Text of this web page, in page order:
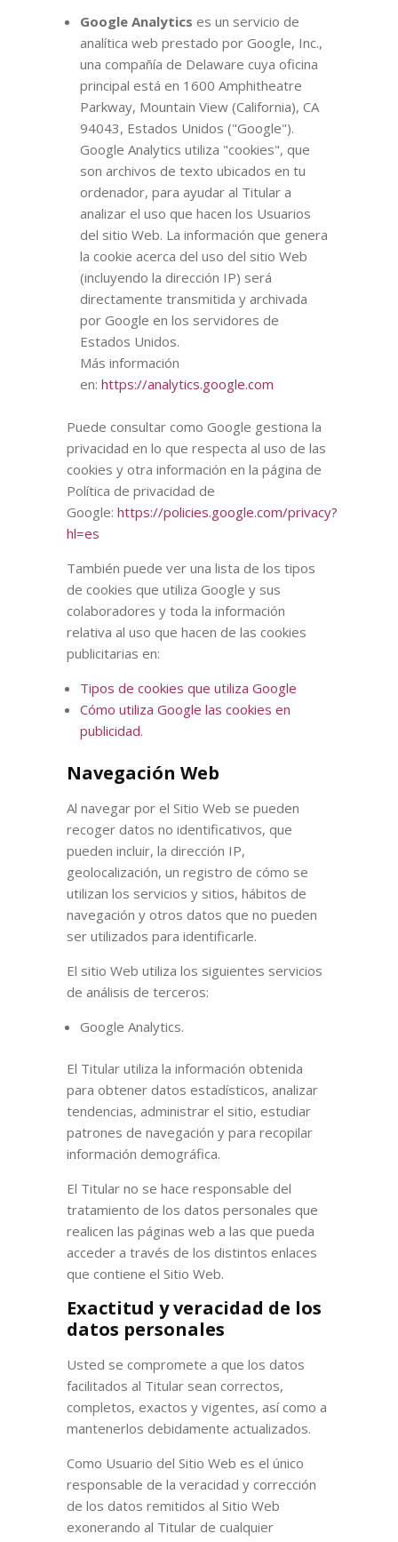
Google Analytics es un servicio de
analítica web prestado por Google, Inc.,
una compañía de Delaware cuya oficina
principal está en 1600 Amphitheatre
Parkway, Mountain View (California), CA
94043, Estados Unidos ("Google").
Google Analytics utiliza "cookies", que
son archivos de texto ubicados en tu
ordenador, para ayudar al Titular a
analizar el uso que hacen los Usuarios
del sitio Web. La información que genera
la cookie acerca del uso del sitio Web
(incluyendo la dirección IP) será
directamente transmitida y archivada
por Google en los servidores de
Estados Unidos.
Más información
en: https://analytics.google.com
Puede consultar como Google gestiona la
privacidad en lo que respecta al uso de las
cookies y otra información en la página de
Política de privacidad de
Google: https://policies.google.com/privacy?
hl=es
También puede ver una lista de los tipos
de cookies que utiliza Google y sus
colaboradores y toda la información
relativa al uso que hacen de las cookies
publicitarias en:
Tipos de cookies que utiliza Google
Cómo utiliza Google las cookies en
publicidad.
Navegación Web
Al navegar por el Sitio Web se pueden
recoger datos no identificativos, que
pueden incluir, la dirección IP,
geolocalización, un registro de cómo se
utilizan los servicios y sitios, hábitos de
navegación y otros datos que no pueden
ser utilizados para identificarle.
El sitio Web utiliza los siguientes servicios
de análisis de terceros:
Google Analytics.
El Titular utiliza la información obtenida
para obtener datos estadísticos, analizar
tendencias, administrar el sitio, estudiar
patrones de navegación y para recopilar
información demográfica.
El Titular no se hace responsable del
tratamiento de los datos personales que
realicen las páginas web a las que pueda
acceder a través de los distintos enlaces
que contiene el Sitio Web.
Exactitud y veracidad de los
datos personales
Usted se compromete a que los datos
facilitados al Titular sean correctos,
completos, exactos y vigentes, así como a
mantenerlos debidamente actualizados.
Como Usuario del Sitio Web es el único
responsable de la veracidad y corrección
de los datos remitidos al Sitio Web
exonerando al Titular de cualquier